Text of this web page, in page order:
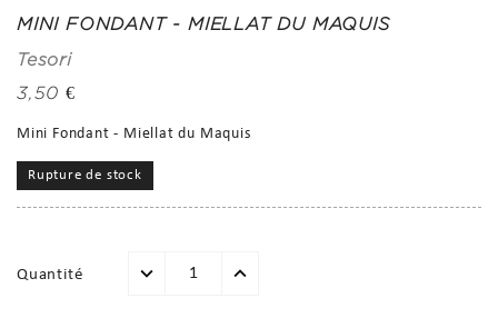
MINI FONDANT - MIELLAT DU MAQUIS
Tesori
3,50 €
Mini Fondant - Miellat du Maquis
Rupture de stock
Quantité